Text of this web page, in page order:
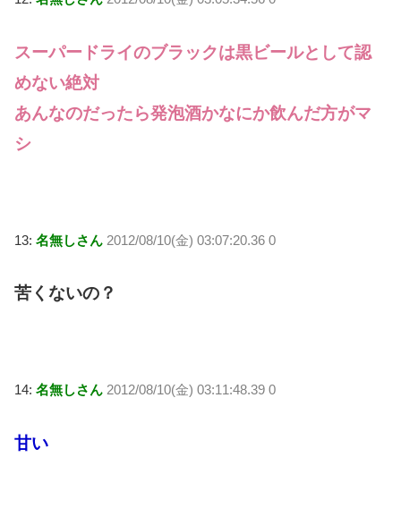
スーパードライのブラックは黒ビールとして認
めない絶対
あんなのだったら発泡酒かなにか飲んだ方がマ
シ
13: 名無しさん 2012/08/10(金) 03:07:20.36 0
苦くないの？
14: 名無しさん 2012/08/10(金) 03:11:48.39 0
甘い